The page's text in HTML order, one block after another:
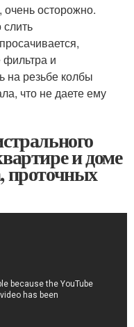
очень осторожно.
фильтра и
на резьбе колбы
что не даете ему
и доме
проточных